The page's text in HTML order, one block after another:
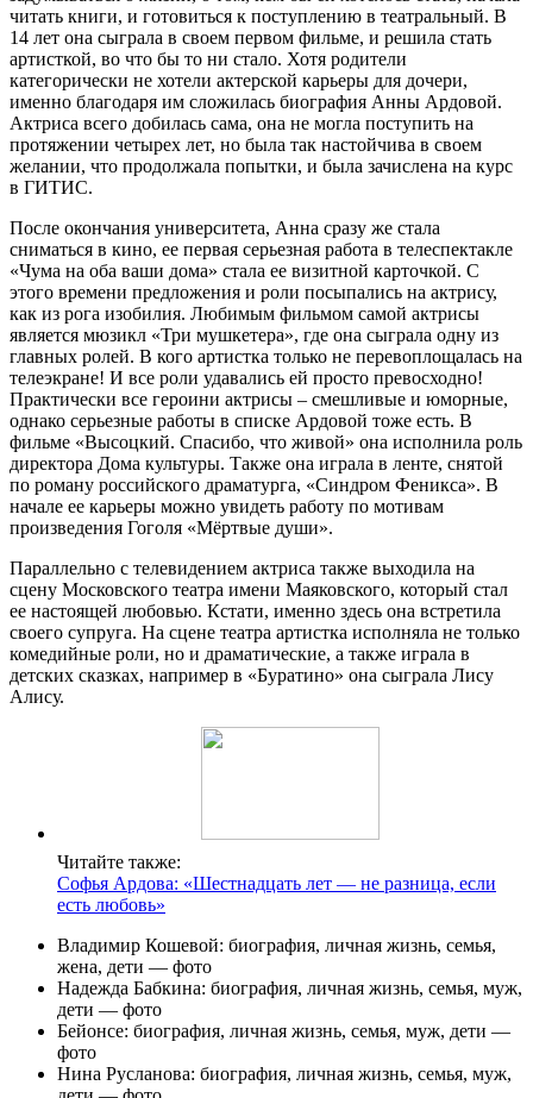
читать книги, и готовиться к поступлению в театральный. В
14 лет она сыграла в своем первом фильме, и решила стать
артисткой, во что бы то ни стало. Хотя родители
категорически не хотели актерской карьеры для дочери,
именно благодаря им сложилась биография Анны Ардовой.
Актриса всего добилась сама, она не могла поступить на
протяжении четырех лет, но была так настойчива в своем
желании, что продолжала попытки, и была зачислена на курс
в ГИТИС.
После окончания университета, Анна сразу же стала
сниматься в кино, ее первая серьезная работа в телеспектакле
«Чума на оба ваши дома» стала ее визитной карточкой. С
этого времени предложения и роли посыпались на актрису,
как из рога изобилия. Любимым фильмом самой актрисы
является мюзикл «Три мушкетера», где она сыграла одну из
главных ролей. В кого артистка только не перевоплощалась на
телеэкране! И все роли удавались ей просто превосходно!
Практически все героини актрисы – смешливые и юморные,
однако серьезные работы в списке Ардовой тоже есть. В
фильме «Высоцкий. Спасибо, что живой» она исполнила роль
директора Дома культуры. Также она играла в ленте, снятой
по роману российского драматурга, «Синдром Феникса». В
начале ее карьеры можно увидеть работу по мотивам
произведения Гоголя «Мёртвые души».
Параллельно с телевидением актриса также выходила на
сцену Московского театра имени Маяковского, который стал
ее настоящей любовью. Кстати, именно здесь она встретила
своего супруга. На сцене театра артистка исполняла не только
комедийные роли, но и драматические, а также играла в
детских сказках, например в «Буратино» она сыграла Лису
Алису.
Читайте также:
Софья Ардова: «Шестнадцать лет — не разница, если
есть любовь»
Владимир Кошевой: биография, личная жизнь, семья,
жена, дети — фото
Надежда Бабкина: биография, личная жизнь, семья, муж,
дети — фото
Бейонсе: биография, личная жизнь, семья, муж, дети —
фото
Нина Русланова: биография, личная жизнь, семья, муж,